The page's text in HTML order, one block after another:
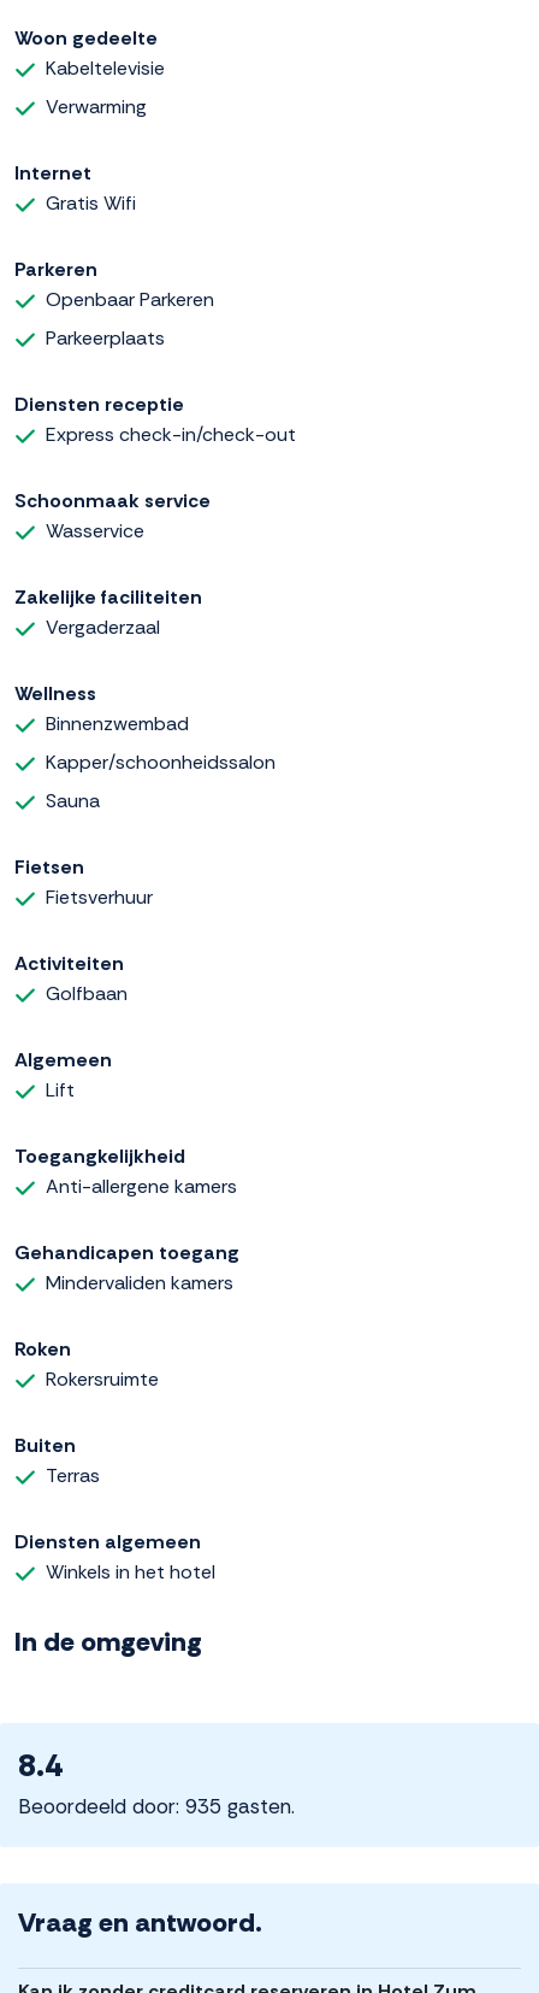
Woon gedeelte
Kabeltelevisie
Verwarming
Internet
Gratis Wifi
Parkeren
Openbaar Parkeren
Parkeerplaats
Diensten receptie
Express check-in/check-out
Schoonmaak service
Wasservice
Zakelijke faciliteiten
Vergaderzaal
Wellness
Binnenzwembad
Kapper/schoonheidssalon
Sauna
Fietsen
Fietsverhuur
Activiteiten
Golfbaan
Algemeen
Lift
Toegangkelijkheid
Anti-allergene kamers
Gehandicapen toegang
Mindervaliden kamers
Roken
Rokersruimte
Buiten
Terras
Diensten algemeen
Winkels in het hotel
In de omgeving
8.4
Beoordeeld door: 935 gasten.
Vraag en antwoord.